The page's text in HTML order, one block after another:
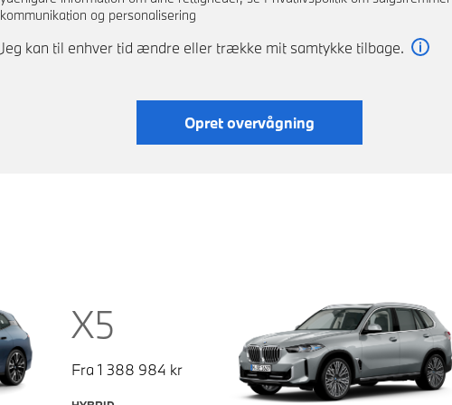
kommunikation og personalisering
Jeg kan til enhver tid ændre eller trække mit samtykke tilbage.
Opret overvågning
X5
Fra 1 388 984 kr